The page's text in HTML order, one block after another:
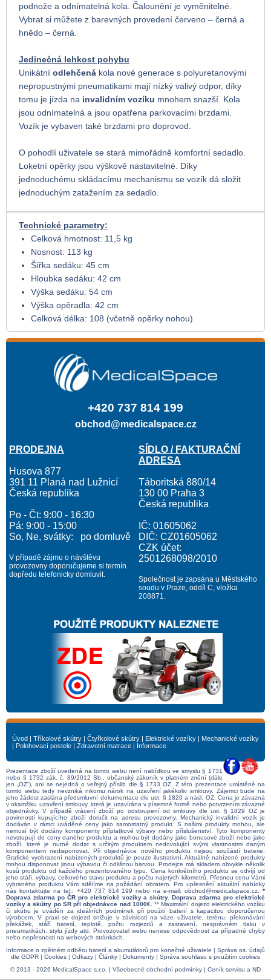
podnože a odnímatelná kola. Čalounění je vyměnitelné.
Vybrat si můžete z barevných provedení červeno – černá a
hnědo – černá.
Jedinečná lehkost pohybu
Unikátní odlehčená kola nové generace s polyuretanovými
nepropustnými pneumatikami mají nízký valivý odpor, díky
tomu je jízda na invalidním vozíku mnohem snazší. Kola
jsou odnímatelná a jsou opatřena parkovacími brzdami.
Vozík je vybaven také brzdami pro doprovod.
O pohodlí uživatele se stará mimořádně komfortní sedadlo.
Loketní opěrky jsou výškově nastavitelné. Díky
jednoduchému skládacímu mechanismu se vozík dá složit
jednoduchým zatažením za sedadlo.
Technické parametry:
Celková hmotnost: 11,5 kg
Nosnost: 113 kg
Šířka sedáku: 45 cm
Hloubka sedáku: 42 cm
Výška sedáku: 54 cm
Výška opěradla: 42 cm
Celková délka: 108 (včetně opěrky nohou)
+420 737 814 199
obchod@medicalspace.cz
PRODEJNA
Husova 877
391 11 Planá nad Lužnicí
Česká republika
Po - Čt: 9:00 - 16:30
Pá: 9:00 - 15:00
So, Ne, svátky: po domluvě
V případě zájmu o návštěvu
provozovny doporučujeme si termín
dopředu telefonicky domluvit.
SÍDLO / FAKTURAČNÍ
ADRESA
Táboritská 880/14
130 00 Praha 3
Česká republika
IČ: 01605062
DIČ: CZ01605062
CZK účet:
2501268098/2010
Společnost je zapsána u Městského
soudu v Praze, oddíl C, vložka
208871.
Úvod | Tříkolové skútry | Čtyřkolové skútry | Elektrické vozíky | Mechanické vozíky
| Polohovací postele | Zdravotní matrace | Informace
Prezentace zboží uvedená na tomto webu není nabídkou ve smyslu § 1731
nebo § 1732 zák. č. 89/2012 Sb., občanský zákoník v platném znění (dále
jen „OZ“), ani se nejedná o veřejný příslib dle § 1733 OZ. Z této prezentace umístěné na
tomto webu tedy nevzniká nikomu nárok na uzavření jakékoliv smlouvy. Zájemci bude na
jeho žádost zaslána předsmluvní dokumentace dle ust. § 1820 a násl. OZ. Cena je závazná
v okamžiku uzavření smlouvy, která je uzavírána v písemné formě nebo potvrzením závazné
objednávky. V případě vrácení zboží po odstoupení od smlouvy dle ust. § 1829 OZ je
povinností kupujícího zboží doručit na adresu provozovny. Mechanický invalidní vozík je
dodáván v rámci uváděné ceny jako samostatný produkt. S našimi produkty mohou, ale
nemusí být dodány komponenty příplatkové výbavy nebo příslušenství. Tyto komponenty
nevstupují do ceny daného produktu a mohou být dodány jako bonusové zboží nebo jako
zboží, které je nutné dodat s určitým produktem nedovolující svými vlastnostmi daným
komponentem nedisponovat. Při objednávce nového produktu nejsou součástí baterie.
Grafické vyobrazení nabízených produktů je pouze ilustrativní. Aktuálně nabízené produkty
mohou disponovat jinou výbavou či odlišnou barvou. Prodejce má skladem obvykle několik
kusů produktu od každého prezentovaného typu. Cena konkrétního produktu se odvíjí od
jeho stáří, výbavy, celkového stavu produktu a počtu najetých kilometrů. Přesnou cenu Vámi
vybraného produktu Vám sdělíme na požádání obratem. Pro upřesnění aktuální nabídky
nás kontaktujte na tel.: +420 737 814 199 nebo na e-mail:obchod@medicalspace.cz .*
Doprava zdarma po ČR pro elektrické vozíky a skútry. Doprava zdarma pro elektrické
vozíky a skútry po SR při objednávce nad 1000€.
** Maximální dojezd elektrického vozíku
či skútru je uváděn za ideálních podmínek při použití baterií s kapacitou doporučenou
výrobcem. V praxi se dojezd snižuje v závislosti na váze uživatele, terénu, překonávání
překážek, stáří baterií, teplotě, počtu rozjezdů a zastavení, nesprávném tlaku v
pneumatikách, stylu jízdy atd. Provozovatel webu nenese odpovědnost za případné chyby
nebo nepřesnosti na webových stránkách.
Informace o zpětném odběru baterií a akumulátorů pro konečné uživatele | Správa os. údajů
dle GDPR | Cookies | Odkazy | Články | Dokumenty | Správa souhlasu s použitím cookies
© 2013 - 2026 MedicalSpace s.r.o. | Všeobecné obchodní podmínky | Ceník servisu a ND